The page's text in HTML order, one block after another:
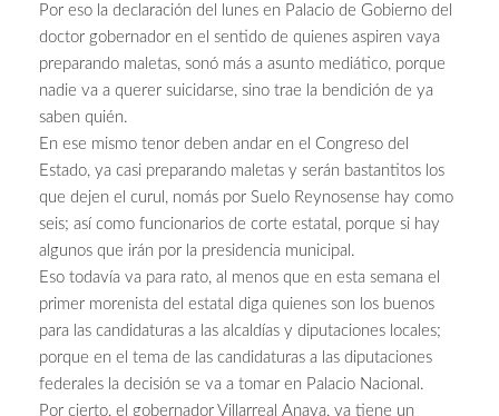
Por eso la declaración del lunes en Palacio de Gobierno del
doctor gobernador en el sentido de quienes aspiren vaya
preparando maletas, sonó más a asunto mediático, porque
nadie va a querer suicidarse, sino trae la bendición de ya
saben quién.
En ese mismo tenor deben andar en el Congreso del
Estado, ya casi preparando maletas y serán bastantitos los
que dejen el curul, nomás por Suelo Reynosense hay como
seis; así como funcionarios de corte estatal, porque si hay
algunos que irán por la presidencia municipal.
Eso todavía va para rato, al menos que en esta semana el
primer morenista del estatal diga quienes son los buenos
para las candidaturas a las alcaldías y diputaciones locales;
porque en el tema de las candidaturas a las diputaciones
federales la decisión se va a tomar en Palacio Nacional.
Por cierto, el gobernador Villarreal Anaya, ya tiene un